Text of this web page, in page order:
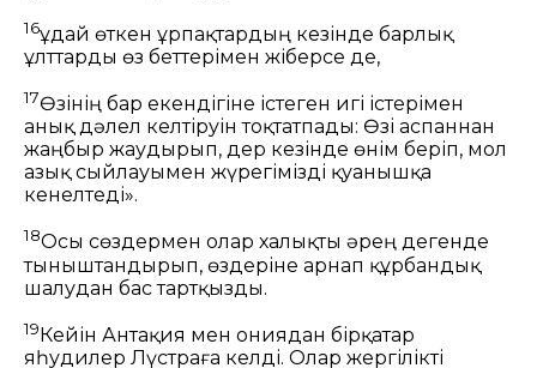
16Құдай өткен ұрпақтардың кезінде барлық
ұлттарды өз беттерімен жіберсе де,
17Өзінің бар екендігіне істеген игі істерімен
анық дәлел келтіруін тоқтатпады: Өзі аспаннан
жаңбыр жаудырып, дер кезінде өнім беріп, мол
азық сыйлауымен жүрегімізді қуанышқа
кенелтеді».
18Осы сөздермен олар халықты әрең дегенде
тыныштандырып, өздеріне арнап құрбандық
шалудан бас тартқызды.
19Кейін Антақия мен Қониядан бірқатар
яһудилер Лүстраға келді. Олар жергілікті